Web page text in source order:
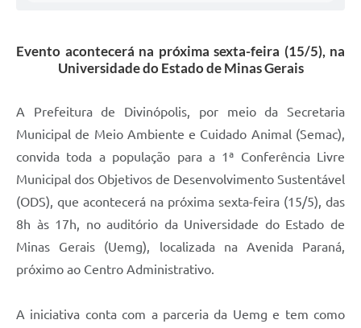
Evento acontecerá na próxima sexta-feira (15/5), na
Universidade do Estado de Minas Gerais
A Prefeitura de Divinópolis, por meio da Secretaria
Municipal de Meio Ambiente e Cuidado Animal (Semac),
convida toda a população para a 1ª Conferência Livre
Municipal dos Objetivos de Desenvolvimento Sustentável
(ODS), que acontecerá na próxima sexta-feira (15/5), das
8h às 17h, no auditório da Universidade do Estado de
Minas Gerais (Uemg), localizada na Avenida Paraná,
próximo ao Centro Administrativo.
A iniciativa conta com a parceria da Uemg e tem como